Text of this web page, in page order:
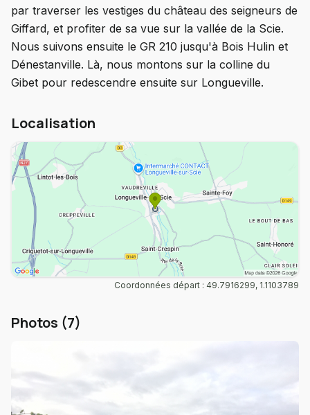
par traverser les vestiges du château des seigneurs de
Giffard, et profiter de sa vue sur la vallée de la Scie.
Nous suivons ensuite le GR 210 jusqu'à Bois Hulin et
Dénestanville. Là, nous montons sur la colline du
Gibet pour redescendre ensuite sur Longueville.
Localisation
Coordonnées départ : 49.7916299, 1.1103789
Photos (7)